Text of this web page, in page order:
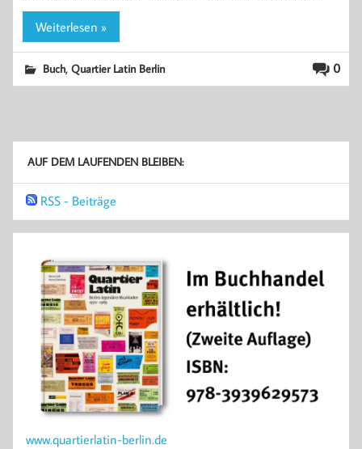
Weiterlesen »
0
Buch,Quartier Latin Berlin
AUF DEM LAUFENDEN BLEIBEN:
RSS - Beiträge
www.quartierlatin-berlin.de